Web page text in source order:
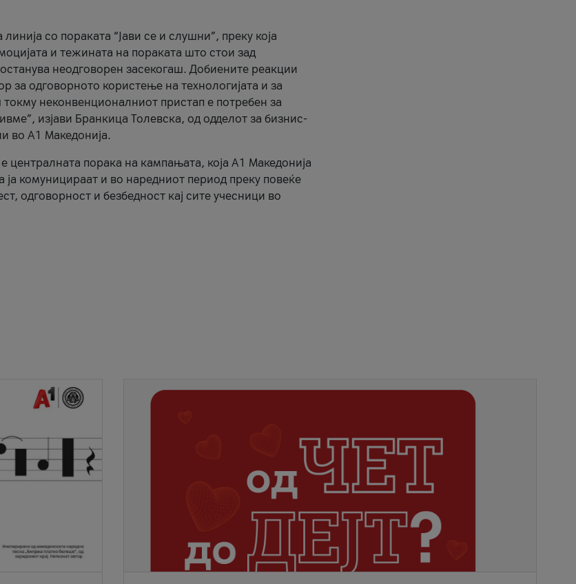
со пораката “Јави се и слушни”, преку која
и тежината на пораката што стои зад
неодговорен засекогаш. Добиените реакции
за одговорното користење на технологијата и за
неконвенционалниот пристап е потребен за
изјави Бранкица Толевска, од одделот за бизнис-
во А1 Македонија.
централната порака на кампањата, која A1 Македонија
комуницираат и во наредниот период преку повеќе
одговорност и безбедност кај сите учесници во